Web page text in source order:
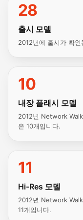
28
출시 모델
2012년에 출시가 확
10
내장 플래시 모델
2012년 Network
은 10개입니다.
11
Hi-Res 모델
2012년 Network
11개입니다.